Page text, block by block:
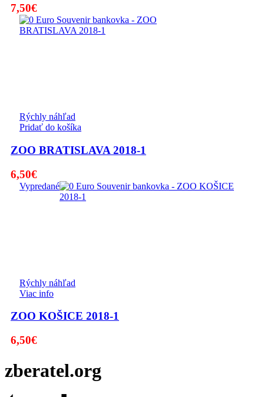
7,50€
Rýchly náhľad
Pridať do košíka
ZOO BRATISLAVA 2018-1
6,50€
Vypredané
Rýchly náhľad
Viac info
ZOO KOŠICE 2018-1
6,50€
zberatel.org